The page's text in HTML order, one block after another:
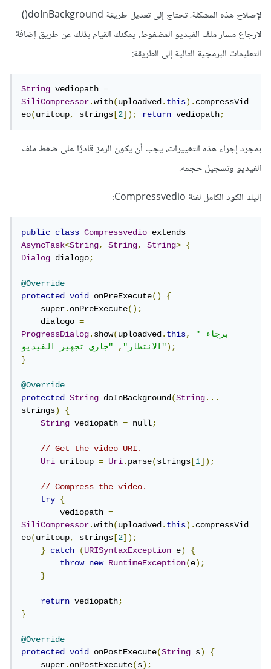
لإصلاح هذه المشكلة، تحتاج إلى تعديل طريقة doInBackground()
لإرجاع مسار ملف الفيديو المضغوط. يمكنك القيام بذلك عن طريق إضافة
التعليمات البرمجية التالية إلى الطريقة:
String vediopath =
SiliCompressor.with(uploadved.this).compressVid
eo(uritoup, strings [2]); return vediopath;
بمجرد إجراء هذه التغييرات، يجب أن يكون الرمز قادرًا على ضغط ملف
الفيديو وتسجيل حجمه.
إليك الكود الكامل لفئة Compressvedio:
public class Compressvedio
AsyncTask<String, String, String>
{
Dialog dialogo;
@Override
protected
void onPreExecute()
{
    super
.onPreExecute();
    dialogo
=
ProgressDialog.show(uploadved.this,
"برجاء
الانتظار", "جارى تجهيز الفيديو");
}
@Override
protected
String doInBackground(String...
strings)
{
String vediopath = null;
// Get the video URI.
Uri uritoup = Uri.parse(strings [1]);
// Compress the video.
try
{
        vediopath
=
SiliCompressor.with(uploadved.this).compressVid
eo(uritoup, strings [2]);
}
catch (URISyntaxException e)
{
throw
new RuntimeException(e);
}
return vediopath;
}
@Override
protected
void onPostExecute(String s)
{
    super
.onPostExecute(s);